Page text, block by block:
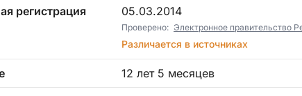
регистрация 05.03.2014
Проверено: Электронное правительство
Различается в источниках
12 лет 5 месяцев